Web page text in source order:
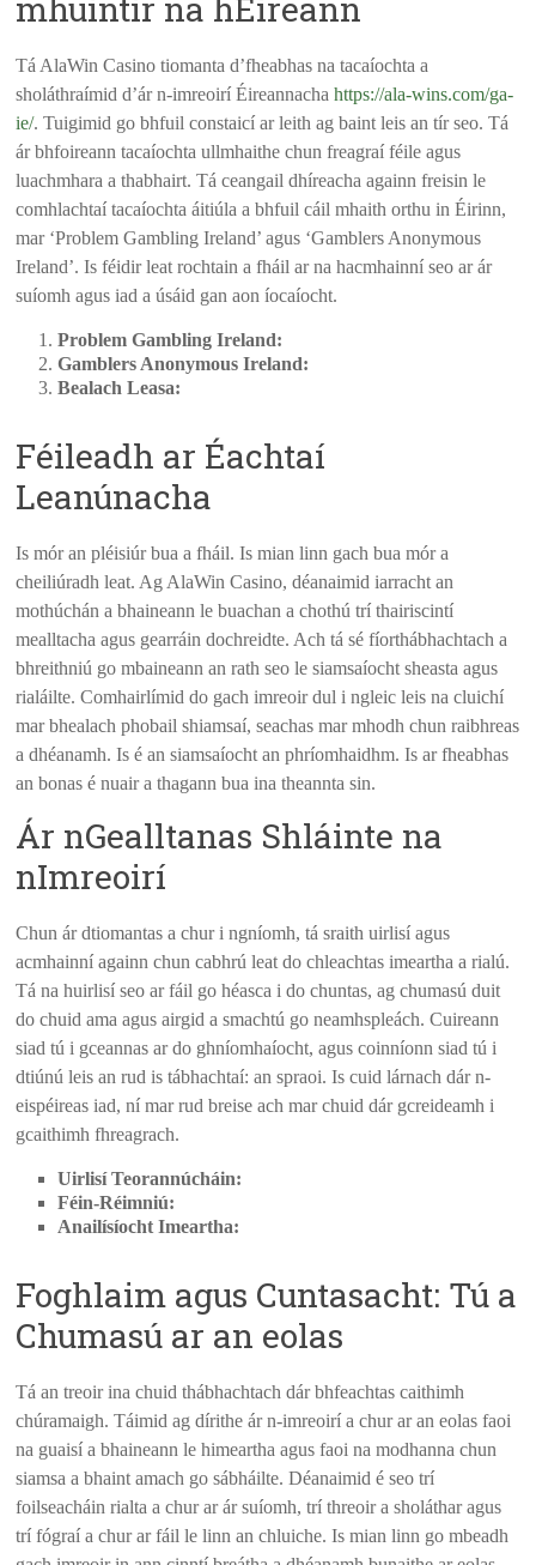
Tá AlaWin Casino tiomanta d’fheabhas na tacaíochta a
sholáthraímid d’ár n-imreoirí Éireannachahttps://ala-wins.com/ga-
ie/. Tuigimid go bhfuil constaicí ar leith ag baint leis an tír seo. Tá
ár bhfoireann tacaíochta ullmhaithe chun freagraí féile agus
luachmhara a thabhairt. Tá ceangail dhíreacha againn freisin le
comhlachtaí tacaíochta áitiúla a bhfuil cáil mhaith orthu in Éirinn,
mar ‘Problem Gambling Ireland’ agus ‘Gamblers Anonymous
Ireland’. Is féidir leat rochtain a fháil ar na hacmhainní seo ar ár
suíomh agus iad a úsáid gan aon íocaíocht.
Problem Gambling Ireland:
Gamblers Anonymous Ireland:
Bealach Leasa:
Féileadh ar Éachtaí
Leanúnacha
Is mór an pléisiúr bua a fháil. Is mian linn gach bua mór a
cheiliúradh leat. Ag AlaWin Casino, déanaimid iarracht an
mothúchán a bhaineann le buachan a chothú trí thairiscintí
mealltacha agus gearráin dochreidte. Ach tá sé fíorthábhachtach a
bhreithniú go mbaineann an rath seo le siamsaíocht sheasta agus
rialáilte. Comhairlímid do gach imreoir dul i ngleic leis na cluichí
mar bhealach phobail shiamsaí, seachas mar mhodh chun raibhreas
a dhéanamh. Is é an siamsaíocht an phríomhaidhm. Is ar fheabhas
an bonas é nuair a thagann bua ina theannta sin.
Ár nGealltanas Shláinte na
nImreoirí
Chun ár dtiomantas a chur i ngníomh, tá sraith uirlisí agus
acmhainní againn chun cabhrú leat do chleachtas imeartha a rialú.
Tá na huirlisí seo ar fáil go héasca i do chuntas, ag chumasú duit
do chuid ama agus airgid a smachtú go neamhspleách. Cuireann
siad tú i gceannas ar do ghníomhaíocht, agus coinníonn siad tú i
dtiúnú leis an rud is tábhachtaí: an spraoi. Is cuid lárnach dár n-
eispéireas iad, ní mar rud breise ach mar chuid dár gcreideamh i
gcaithimh fhreagrach.
Uirlisí Teorannúcháin:
Féin-Réimniú:
Anailísíocht Imeartha:
Foghlaim agus Cuntasacht: Tú a
Chumasú ar an eolas
Tá an treoir ina chuid thábhachtach dár bhfeachtas caithimh
chúramaigh. Táimid ag dírithe ár n-imreoirí a chur ar an eolas faoi
na guaisí a bhaineann le himeartha agus faoi na modhanna chun
siamsa a bhaint amach go sábháilte. Déanaimid é seo trí
foilseacháin rialta a chur ar ár suíomh, trí threoir a sholáthar agus
trí fógraí a chur ar fáil le linn an chluiche. Is mian linn go mbeadh